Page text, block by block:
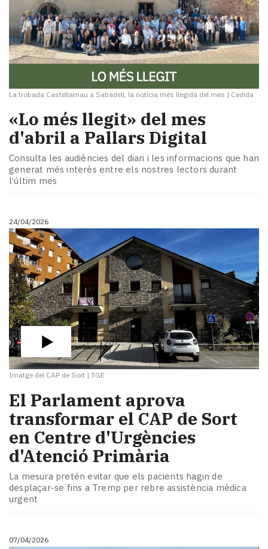
La trobada Castellarnau a Sabadell, la notícia més llegida del mes | Cedida
«Lo més llegit» del mes
d'abril a Pallars Digital
Consulta les audiències del diari i les informacions que han
generat més interès entre els nostres lectors durant
l’últim mes
24/04/2026
Imatge del CAP de Sort | TGE
El Parlament aprova
transformar el CAP de Sort
en Centre d'Urgències
d'Atenció Primària
La mesura pretén evitar que els pacients hagin de
desplaçar-se fins a Tremp per rebre assistència mèdica
urgent
07/04/2026